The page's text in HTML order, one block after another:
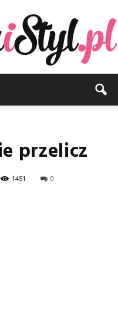
przelicz
1451 0